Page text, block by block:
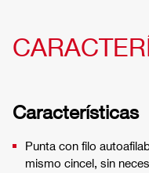
Características
Punta con filo
mismo cincel, sin